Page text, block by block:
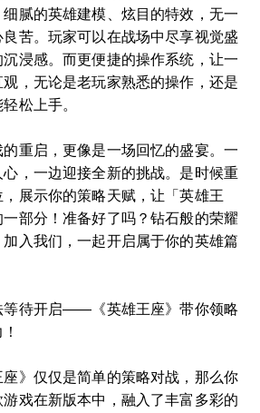
腻的英雄建模、炫目的特效，无一
苦。玩家可以在战场中尽享视觉盛
浸感。而更便捷的操作系统，让一
，无论是老玩家熟悉的操作，还是
松上手。
重启，更像是一场回忆的盛宴。一
，一边迎接全新的挑战。是时候重
展示你的策略天赋，让「英雄王
部分！准备好了吗？钻石般的荣耀
入我们，一起开启属于你的英雄篇
等待开启——《英雄王座》带你领略
》仅仅是简单的策略对战，那么你
戏在新版本中，融入了丰富多彩的